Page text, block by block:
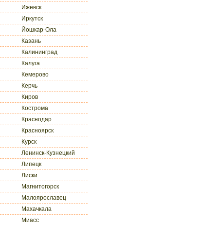
Ижевск
Иркутск
Йошкар-Ола
Казань
Калининград
Калуга
Кемерово
Керчь
Киров
Кострома
Краснодар
Красноярск
Курск
Ленинск-Кузнецкий
Липецк
Лиски
Магнитогорск
Малоярославец
Махачкала
Миасс